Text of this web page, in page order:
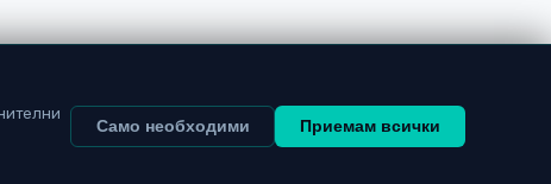
Само необходими Приемам всички